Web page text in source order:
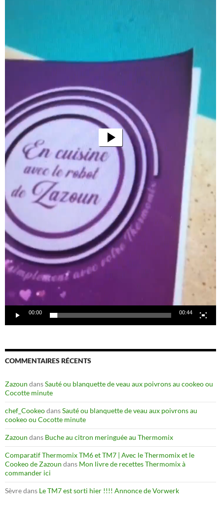
00:00 00:44
COMMENTAIRES RÉCENTS
Zazoun dansSauté ou blanquette de veau aux poivrons au cookeo ou
Cocotte minute
chef_CookeodansSauté ou blanquette de veau aux poivrons au
cookeo ou Cocotte minute
Zazoun dans Buche au citron meringuée au Thermomix
Comparatif Thermomix TM6 et TM7 | Avec le Thermomix et le
Cookeo de Zazoun dans Mon livre de recettes Thermomix à
commander ici
Sèvredans Le TM7 est sorti hier !!!! Annonce de Vorwerk